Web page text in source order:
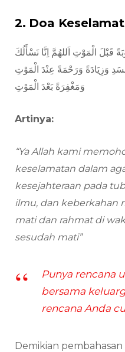
2. Doa
قَبْلَ الْمَوْتِ اَللهُمَّ اِنَّا نَسْأَلُكَ
وَزِيَادَةً وَرَحْمَةً عِنْدَ الْمَوْتِ
وَمَغْفِرَةً بَعْدَ الْمَوْتِ
Artinya:
“Ya Allah kami
keselamatan dalam
kesejahteraan pada
ilmu, dan keberkahan
mati dan rahmat di
sesudah mati”
Punya rencana
bersama
rencana Anda
Demikian